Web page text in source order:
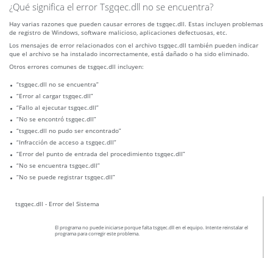
¿Qué significa el error Tsgqec.dll no se encuentra?
Hay varias razones que pueden causar errores de tsgqec.dll. Estas incluyen problemas
de registro de Windows, software malicioso, aplicaciones defectuosas, etc.
Los mensajes de error relacionados con el archivo tsgqec.dll también pueden indicar
que el archivo se ha instalado incorrectamente, está dañado o ha sido eliminado.
Otros errores comunes de tsgqec.dll incluyen:
“tsgqec.dll no se encuentra”
“Error al cargar tsgqec.dll”
“Fallo al ejecutar tsgqec.dll”
“No se encontró tsgqec.dll”
“tsgqec.dll no pudo ser encontrado”
“Infracción de acceso a tsgqec.dll”
“Error del punto de entrada del procedimiento tsgqec.dll”
“No se encuentra tsgqec.dll”
“No se puede registrar tsgqec.dll”
tsgqec.dll - Error del Sistema
El programa no puede iniciarse porque falta tsgqec.dll en el equipo. Intente reinstalar el
programa para corregir este problema.